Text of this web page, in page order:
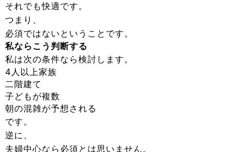
それでも快適です。
つまり、
必須ではないということです。
私ならこう判断する
私は次の条件なら検討します。
4人以上家族
二階建て
子どもが複数
朝の混雑が予想される
です。
逆に、
夫婦中心なら必須とは思いません。